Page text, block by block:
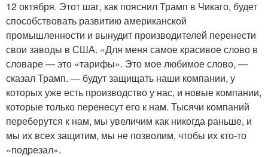
12 октября. Этот шаг, как пояснил Трамп в Чикаго, будет
способствовать развитию американской
промышленности и вынудит производителей перенести
свои заводы в США. «Для меня самое красивое слово в
словаре — это «тарифы». Это мое любимое слово, —
сказал Трамп. — будут защищать наши компании, у
которых уже есть производство у нас, и новые компании,
которые только перенесут его к нам. Тысячи компаний
переберутся к нам, мы увеличим как никогда раньше, и
мы их всех защитим, мы не позволим, чтобы их кто-то
«подрезал».